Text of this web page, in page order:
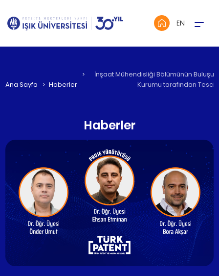
EN Menü
Ana Sayfa Haberler
İnşaat Mühendisliği Bölümünün Buluşu
Kurumu tarafından
Haberler